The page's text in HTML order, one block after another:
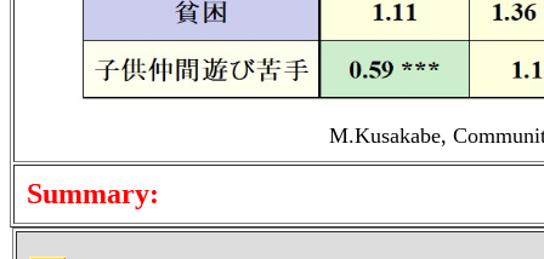
M.Kusakabe,
Summary: